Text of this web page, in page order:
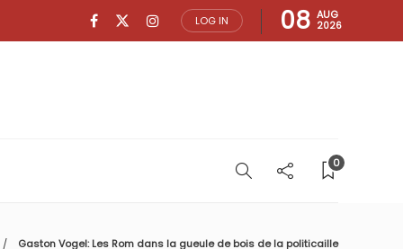
LOG IN 08 AUG
2026
0
Gaston Vogel: Les Rom dans la gueule de bois de la politicaille